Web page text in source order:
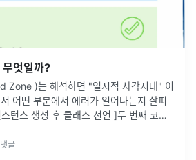
엇일까?
Zone )는 해석하면 "일시적 사각지대" 이
어떤 부분에서 에러가 일어나는지 살펴
턴스 생성 후 클래스 선언 ]두 번째 코드 \
글